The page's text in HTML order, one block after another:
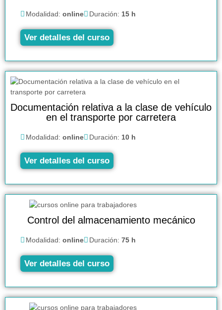
Modalidad: online Duración: 15 h
Ver detalles del curso
Documentación relativa a la clase de vehículo
en el transporte por carretera
Modalidad: online Duración: 10 h
Ver detalles del curso
Control del almacenamiento mecánico
Modalidad: online Duración: 75 h
Ver detalles del curso